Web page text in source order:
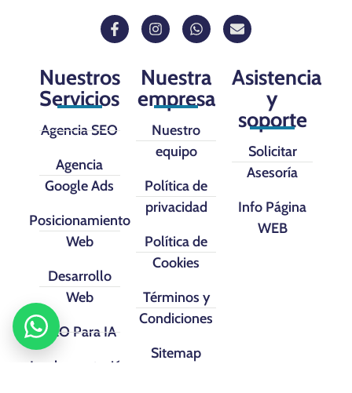
Nuestros
Servicios
Agencia SEO
Agencia
Google Ads
Posicionamiento
Web
Desarrollo
Web
SEO Para IA
Implementación
Nuestra
empresa
Nuestro
equipo
Política de
privacidad
Política de
Cookies
Términos y
Condiciones
Sitemap
Asistencia
y
soporte
Solicitar
Asesoría
Info Página
WEB